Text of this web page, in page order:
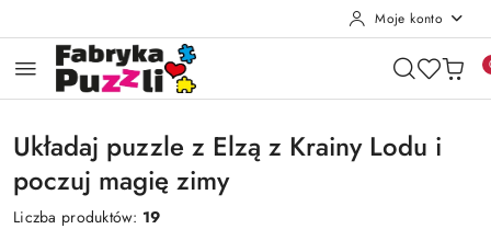
Moje konto
Układaj puzzle z Elzą z Krainy Lodu i
poczuj magię zimy
Liczba produktów: 19